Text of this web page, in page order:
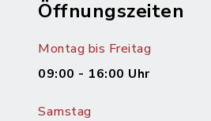
Öffnungszeiten
Montag bis Freitag
09:00 - 16:00 Uhr
Samstag